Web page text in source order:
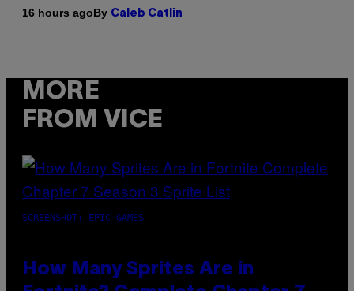
16 hours agoBy Caleb Catlin
MORE
FROM VICE
SCREENSHOT: EPIC GAMES
How Many Sprites Are in